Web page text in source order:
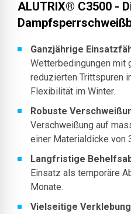
ALUTRIX® C3500 -
Ganzjährige
Wetterbedingungen mit
reduzierten Trittspuren
Flexibilität im Winter.
Robuste
Verschweißung auf
einer Materialdicke von
Langfristige
Einsatz als temporäre
Monate.
Vielseitige